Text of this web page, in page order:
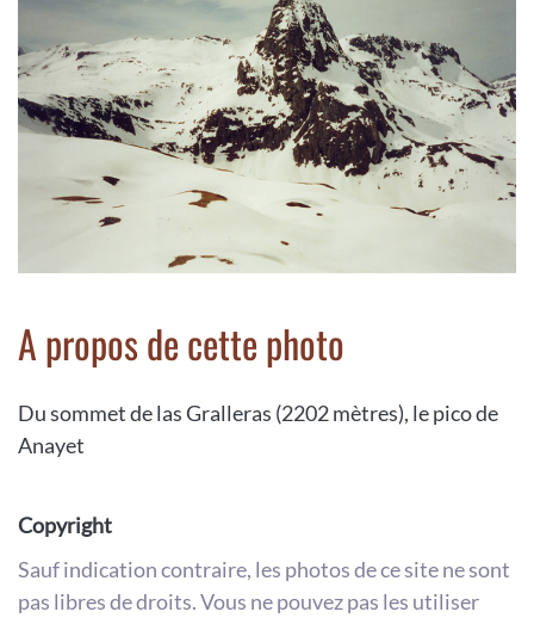
A propos de cette photo
Du sommet de las Gralleras (2202 mètres), le pico de
Anayet
Copyright
Sauf indication contraire, les photos de ce site ne sont
pas libres de droits. Vous ne pouvez pas les utiliser